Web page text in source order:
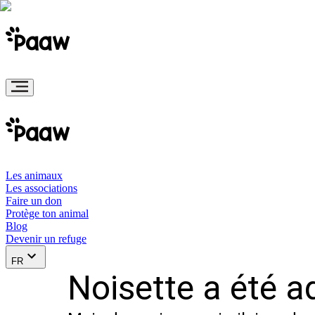
Les animaux
Les associations
Faire un don
Protège ton animal
Blog
Devenir un refuge
FR
Noisette a été